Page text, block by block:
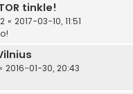
tinkle!
« 2017-03-10, 11:51
2016-01-30, 20:43